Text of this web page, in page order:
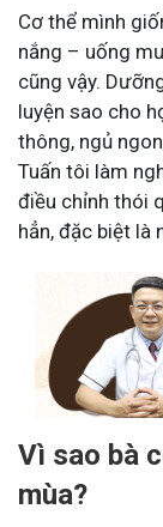
Cơ thể mình
nắng – uống
cũng vậy.
luyện sao cho
thông, ngủ
Tuấn tôi làm
điều chỉnh thói
hẳn, đặc biệt là
Vì sao bà
mùa?